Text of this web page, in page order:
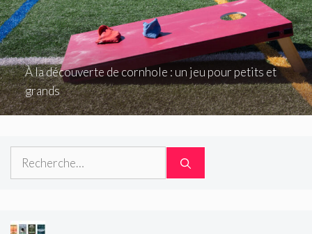
À la découverte de cornhole : un jeu pour petits et
grands
Rechercher :